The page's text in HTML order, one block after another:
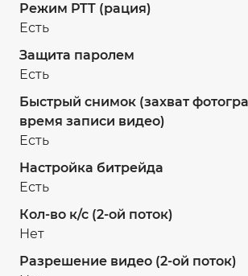
Режим PTT (рация)
Есть
Защита паролем
Есть
Быстрый снимок (захват фотографии во
время записи видео)
Есть
Настройка битрейда
Есть
Кол-во к/с (2-ой поток)
Нет
Разрешение видео (2-ой поток)